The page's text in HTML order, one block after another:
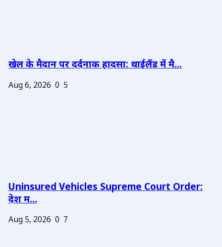
खेल के मैदान पर दर्दनाक हादसा: थाईलैंड में मै...
Aug 6, 2026 0 5
Uninsured Vehicles Supreme Court Order:
देश म...
Aug 5, 2026 0 7